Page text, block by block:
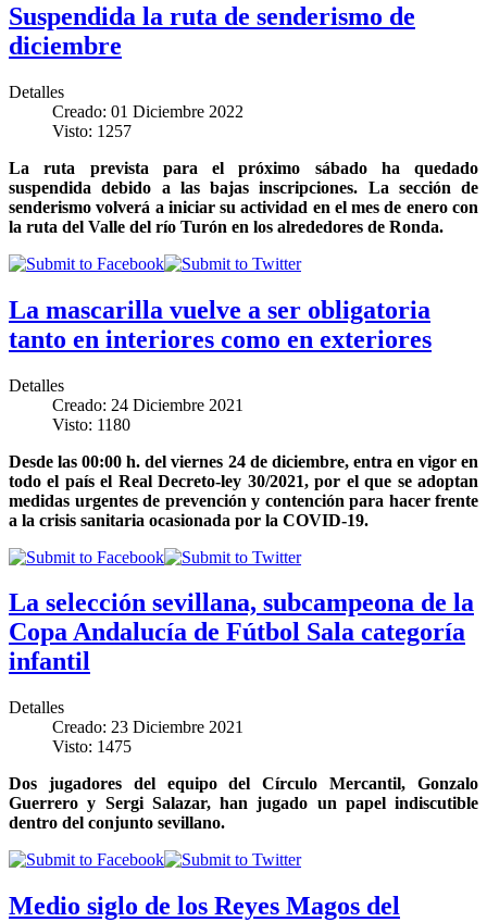
Suspendida la ruta de senderismo de
diciembre
Detalles
Creado: 01 Diciembre 2022
Visto: 1257
La ruta prevista para el próximo sábado ha quedado
suspendida debido a las bajas inscripciones. La sección de
senderismo volverá a iniciar su actividad en el mes de enero con
la ruta del Valle del río Turón en los alrededores de Ronda.
La mascarilla vuelve a ser obligatoria
tanto en interiores como en exteriores
Detalles
Creado: 24 Diciembre 2021
Visto: 1180
Desde las 00:00 h. del viernes 24 de diciembre, entra en vigor en
todo el país el Real Decreto-ley 30/2021, por el que se adoptan
medidas urgentes de prevención y contención para hacer frente
a la crisis sanitaria ocasionada por la COVID-19.
La selección sevillana, subcampeona de la
Copa Andalucía de Fútbol Sala categoría
infantil
Detalles
Creado: 23 Diciembre 2021
Visto: 1475
Dos jugadores del equipo del Círculo Mercantil, Gonzalo
Guerrero y Sergi Salazar, han jugado un papel indiscutible
dentro del conjunto sevillano.
Medio siglo de los Reyes Magos del